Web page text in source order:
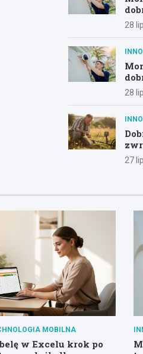
28
28
27
MOBILNA
w Excelu krok po